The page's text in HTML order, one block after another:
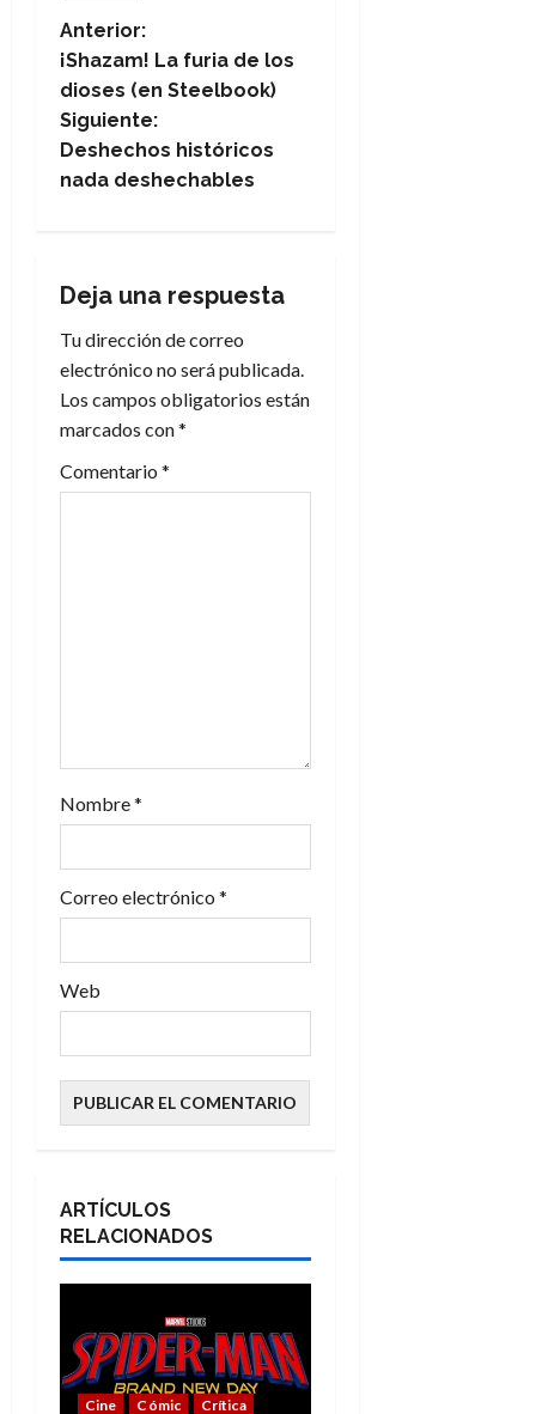
N
a
v
e
a
c
i
ó
n
r
d
s
Anterior:
¡Shazam! La furia de los
dioses (en Steelbook)
Siguiente:
Deshechos históricos
nada deshechables
Deja una respuesta
Tu dirección de correo
electrónico no será publicada.
Los campos obligatorios están
marcados con*
Comentario *
Nombre*
Correo electrónico *
Web
ARTÍCULOS
RELACIONADOS
Cine Cómic Crítica